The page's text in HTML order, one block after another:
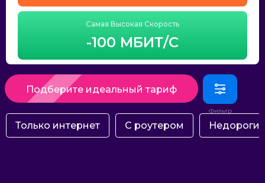
Самая Высокая Скорость
-100 МБИТ/С
Подберите идеальный тариф
Только интернет С роутером Недорогие